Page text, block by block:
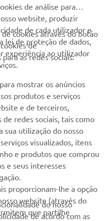
ofertas, eventos especiais,
de análise para
website, produzir
de cada utilizador e
lei de proteção de dados,
experiência ao utilizador
cookies através do botão
de
as redes sociais:
mostrar os anúncios
produtos e serviços
e de terceiros,
redes sociais, tais como
sua utilização do nosso
visualizados, itens
e produtos que comprou
e seus interesses
proporcionam-lhe a opção
website (através do
que partilhe
do nosso
de acordo com as